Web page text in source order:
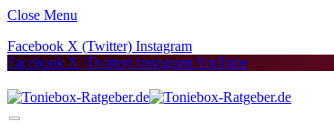
Close Menu
Facebook X (Twitter) Instagram
Facebook X (Twitter) InstagramYouTube